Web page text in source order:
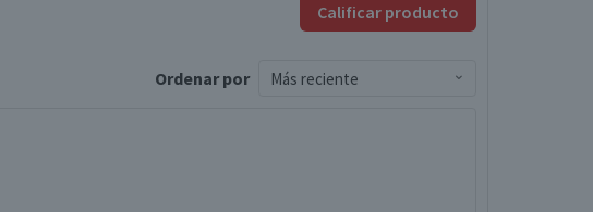
Calificar producto
Ordenar por Más reciente